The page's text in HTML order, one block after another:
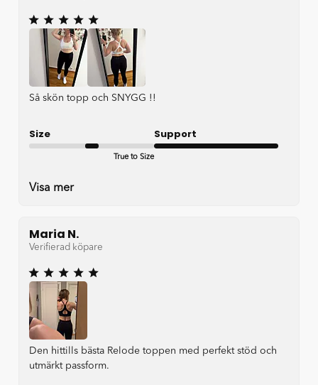
Så skön topp och SNYGG !!
Size
True to Size
Support
Visa mer
Maria N.
Verifierad köpare
Den hittills bästa Relode toppen med perfekt stöd och
utmärkt passform.